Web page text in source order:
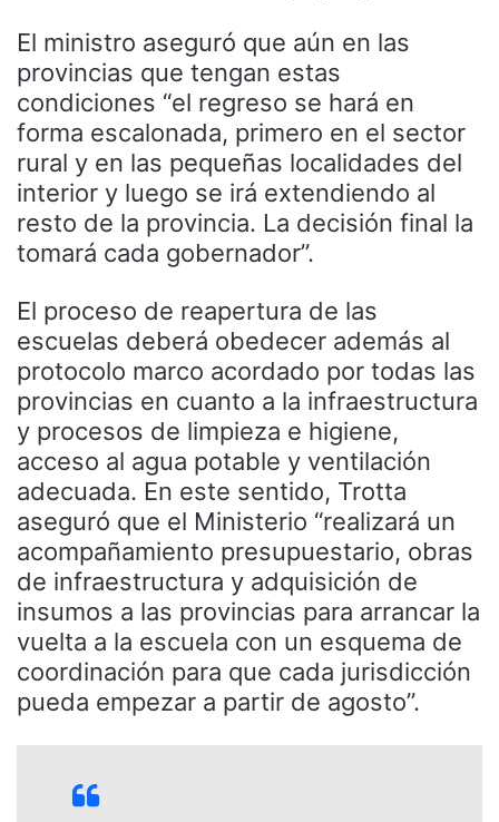
El ministro aseguró que aún en las
provincias que tengan estas
condiciones “el regreso se hará en
forma escalonada, primero en el sector
rural y en las pequeñas localidades del
interior y luego se irá extendiendo al
resto de la provincia. La decisión final la
tomará cada gobernador”.
El proceso de reapertura de las
escuelas deberá obedecer además al
protocolo marco acordado por todas las
provincias en cuanto a la infraestructura
y procesos de limpieza e higiene,
acceso al agua potable y ventilación
adecuada. En este sentido, Trotta
aseguró que el Ministerio “realizará un
acompañamiento presupuestario, obras
de infraestructura y adquisición de
insumos a las provincias para arrancar la
vuelta a la escuela con un esquema de
coordinación para que cada jurisdicción
pueda empezar a partir de agosto”.